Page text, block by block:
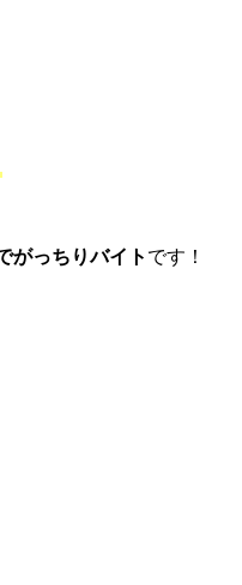
がっちりバイト です！